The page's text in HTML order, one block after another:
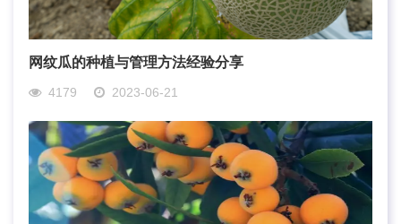
网纹瓜的种植与管理方法经验分享
4179 2023-06-21